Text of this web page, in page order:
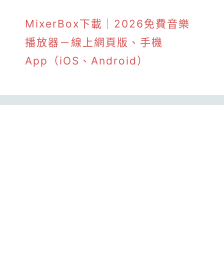
MixerBox下載｜2026免費音樂
播放器－線上網頁版、手機
App（iOS、Android）